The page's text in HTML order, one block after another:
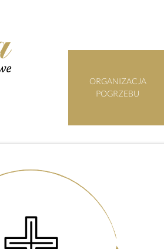
ORGANIZACJA
POGRZEBU